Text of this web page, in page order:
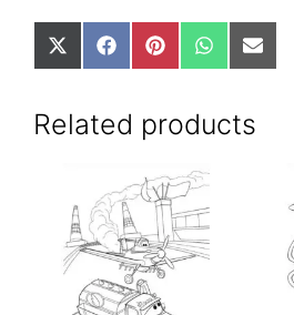
Share
on
(Twitter)
Share
on
Share
on
Share
on
Share
on
Related products